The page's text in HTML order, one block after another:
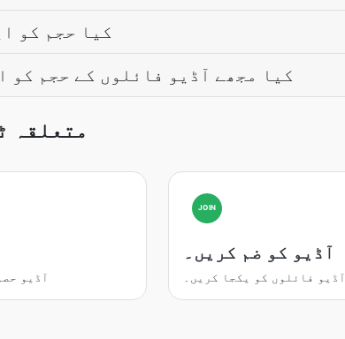
کیا حجم کو
کیا مجھے آڈیو فائلوں کے حجم کو
متعلقہ
آڈیو
JOIN
آڈیو کو ضم کریں۔
آڈیو فائلوں کو یکجا کریں۔